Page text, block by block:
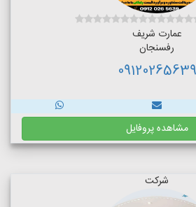
عمارت شریف
رفسنجان
09120265639
مشاهده پروفایل
شرکت